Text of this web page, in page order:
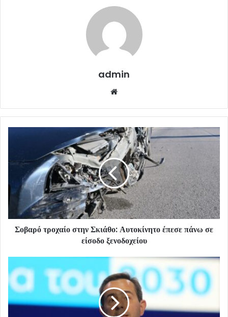
admin
Σοβαρό τροχαίο στην Σκιάθο: Αυτοκίνητο έπεσε πάνω σε
είσοδο ξενοδοχείου